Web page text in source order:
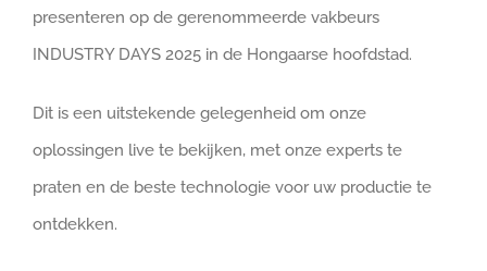
presenteren op de gerenommeerde vakbeurs
INDUSTRY DAYS 2025 in de Hongaarse hoofdstad.
Dit is een uitstekende gelegenheid om onze
oplossingen live te bekijken, met onze experts te
praten en de beste technologie voor uw productie te
ontdekken.